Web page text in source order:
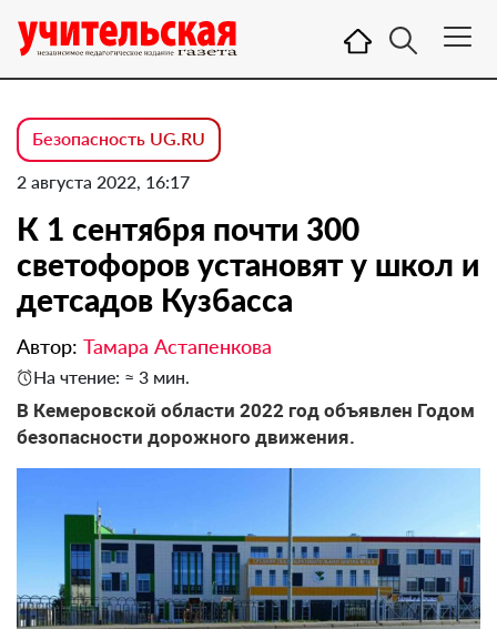
Безопасность UG.RU
2 августа 2022, 16:17
К 1 сентября почти 300
светофоров установят у школ и
детсадов Кузбасса
Автор: Тамара Астапенкова
На чтение: ≈ 3 мин.
В Кемеровской области 2022 год объявлен Годом
безопасности дорожного движения.